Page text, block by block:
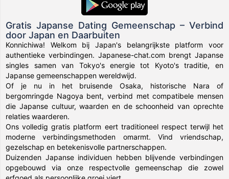
Gratis Japanse Dating Gemeenschap – Verbind
door Japan en Daarbuiten
Konnichiwa! Welkom bij Japan's belangrijkste platform voor
authentieke verbindingen. Japanese-chat.com brengt Japanse
singles samen van Tokyo's energie tot Kyoto's traditie, en
Japanse gemeenschappen wereldwijd.
Of je nu in het bruisende Osaka, historische Nara of
bergomringde Nagoya bent, verbind met compatibele mensen
die Japanse cultuur, waarden en de schoonheid van oprechte
relaties waarderen.
Ons volledig gratis platform eert traditioneel respect terwijl het
moderne verbindingsmethoden omarmt. Vind vriendschap,
gezelschap en betekenisvolle partnerschappen.
Duizenden Japanse individuen hebben blijvende verbindingen
opgebouwd via onze respectvolle gemeenschap die zowel